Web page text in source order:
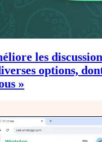
les
options,
»